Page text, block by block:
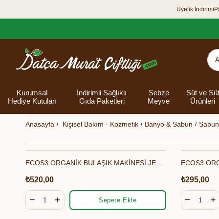
Üyelik İndirimi
Kurumsal
Hediye Kutuları
İndirimli Sağlıklı
Gıda Paketleri
Sebze
Meyve
Süt ve Süt
Ürünleri
Organik Yumurta Şarküteri Ürünleri
Banyo
Anasayfa Kişisel Bakım - Kozmetik Banyo & Sabun Sabun
₺520,00
Sepete Ekle
₺295,00